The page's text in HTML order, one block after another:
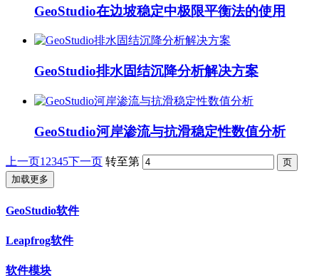
GeoStudio在边坡稳定中极限平衡法的使用
GeoStudio排水固结沉降分析解决方案
GeoStudio河岸渗流与抗滑稳定性数值分析
上一页1 2345下一页 转至第
加载更多
GeoStudio软件
Leapfrog软件
软件模块